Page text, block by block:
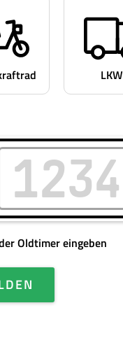
LKW
Oldtimer eingeben